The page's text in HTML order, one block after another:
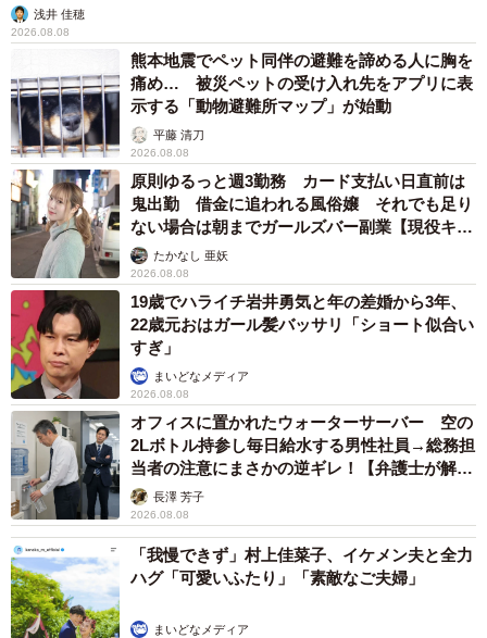
浅井 佳穂
2026.08.08
熊本地震でペット同伴の避難を諦める人に胸を
痛め… 被災ペットの受け入れ先をアプリに表
示する「動物避難所マップ」が始動
平藤 清刀
2026.08.08
原則ゆるっと週3勤務 カード支払い日直前は
鬼出勤 借金に追われる風俗嬢 それでも足り
ない場合は朝までガールズバー副業【現役キャ
ストに取材】
たかなし 亜妖
2026.08.08
19歳でハライチ岩井勇気と年の差婚から3年、
22歳元おはガール髪バッサリ「ショート似合い
すぎ」
まいどなメディア
2026.08.08
オフィスに置かれたウォーターサーバー 空の
2Lボトル持参し毎日給水する男性社員→総務担
当者の注意にまさかの逆ギレ！【弁護士が解
説】長澤 芳子
2026.08.08
「我慢できず」村上佳菜子、イケメン夫と全力
ハグ「可愛いふたり」「素敵なご夫婦」
まいどなメディア